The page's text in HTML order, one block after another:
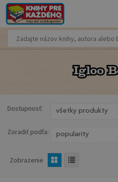
Igloo
Igloo
Dostupnosť:
Zoradiť podľa:
Zobrazenie